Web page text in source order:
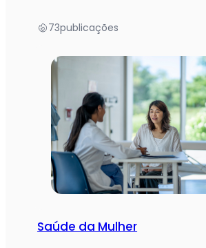
73publicações
Saúde da Mulher